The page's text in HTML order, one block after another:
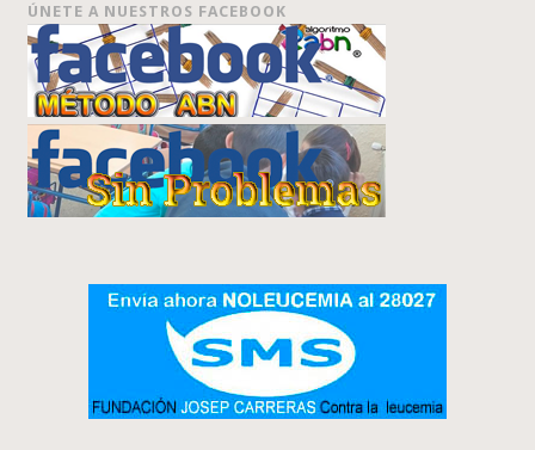
ÚNETE A NUESTROS FACEBOOK